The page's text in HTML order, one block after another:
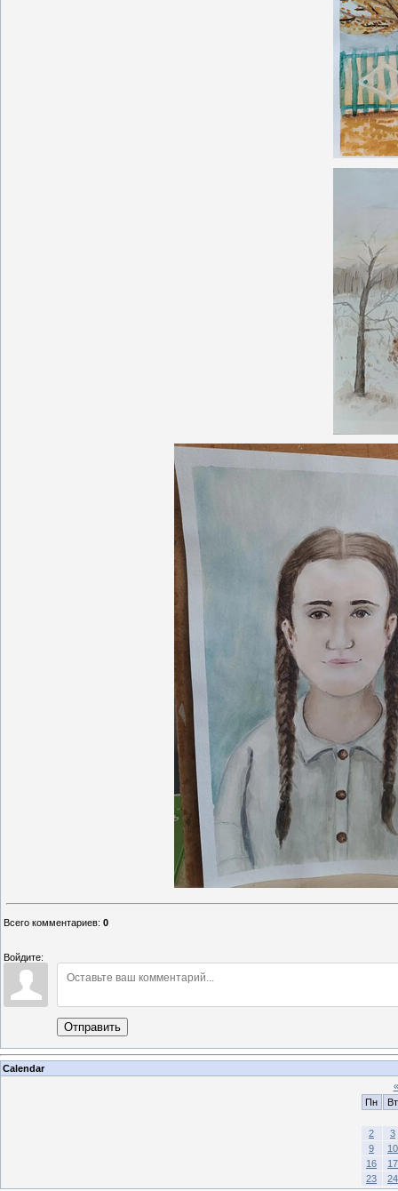
Всего комментариев: 0
Войдите:
Отправить
Calendar
«
Пн
Вт
2
3
9
10
16
17
23
24